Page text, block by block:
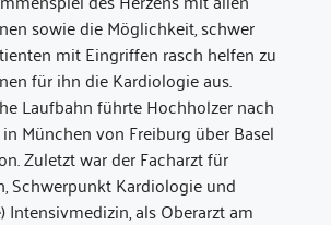
sowie die Möglichkeit, schwer
mit Eingriffen rasch helfen zu
für ihn die Kardiologie aus.
Laufbahn führte Hochholzer nach
München von Freiburg über Basel
Zuletzt war der Facharzt für
Schwerpunkt Kardiologie und
Intensivmedizin, als Oberarzt am